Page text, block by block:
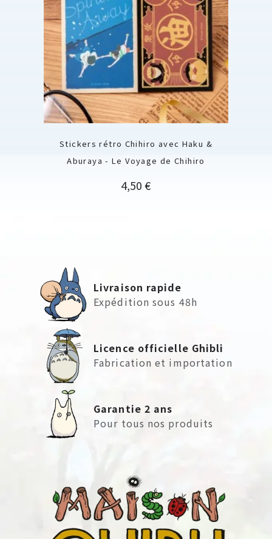
Stickers rétro Chihiro avec Haku &
Aburaya - Le Voyage de Chihiro
Prix
4,50 €
Livraison rapide
Expédition sous 48h
Licence officielle Ghibli
Fabrication et importation
Garantie 2 ans
Pour tous nos produits